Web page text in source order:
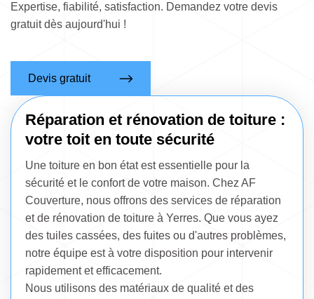
Expertise, fiabilité, satisfaction. Demandez votre devis
gratuit dès aujourd'hui !
Devis gratuit
Réparation et rénovation de toiture :
votre toit en toute sécurité
Une toiture en bon état est essentielle pour la
sécurité et le confort de votre maison. Chez AF
Couverture, nous offrons des services de réparation
et de rénovation de toiture à Yerres. Que vous ayez
des tuiles cassées, des fuites ou d'autres problèmes,
notre équipe est à votre disposition pour intervenir
rapidement et efficacement.
Nous utilisons des matériaux de qualité et des